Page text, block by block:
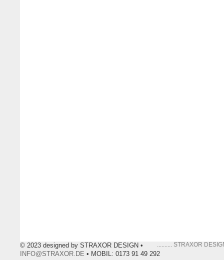
.......... STRAXOR
© 2023 designed by STRAXOR DESIGN •
INFO@STRAXOR.DE • MOBIL: 0173 91 49 292